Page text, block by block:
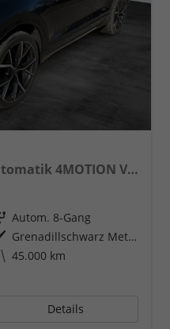
R-Line 3.0 TDI 8-Gang-Automatik 4MOTION V6 ABT
Getriebe Autom. 8-Gang
Außenfarbe
Grenadillschwarz Metallic
Kilometerstand 45.000 km
Details